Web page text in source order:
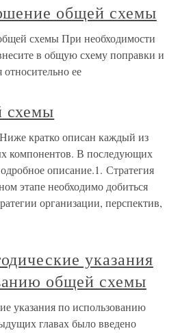
общей схемы
схемы При необходимости
в общую схему поправки и
относительно ее
схемы
кратко описан каждый из
компонентов. В последующих
описание.1. Стратегия
этапе необходимо добиться
организации, перспектив,
указания
общей схемы
указания по использованию
главах было введено